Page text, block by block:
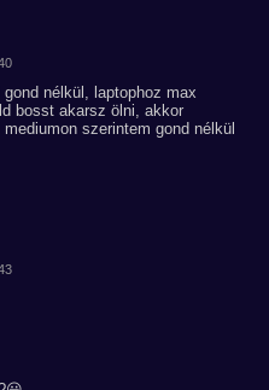
nélkül, laptophoz max
bosst akarsz ölni, akkor
szerintem gond nélkül